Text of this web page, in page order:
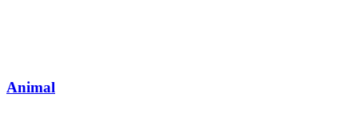
Animal